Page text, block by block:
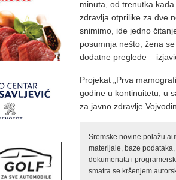
minuta, od trenutka
zdravlja otprilike za dve
snimimo, ide jedno
posumnja nešto, žena
dodatne preglede –
Projekat „Prva
godine u kontinuitetu, u
za javno zdravlje
Sremske novine polažu
materijale, baze
dokumenata i
smatra se kršenjem